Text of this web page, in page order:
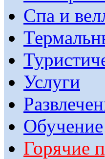
Спа и
Услуги
Обучение
Горячие